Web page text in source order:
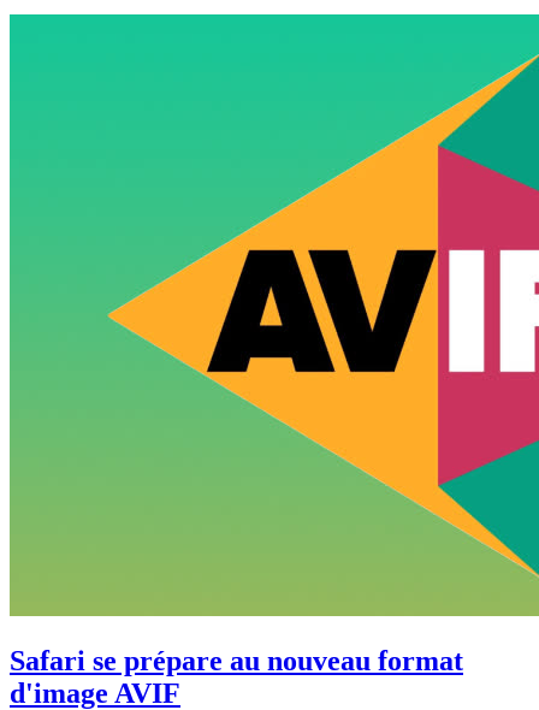
Safari se prépare au nouveau format
d'image AVIF